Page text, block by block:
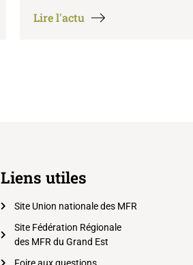
Lire l'actu
Liens utiles
Site Union nationale des MFR
Site Fédération Régionale
des MFR du Grand Est
Foire aux questions